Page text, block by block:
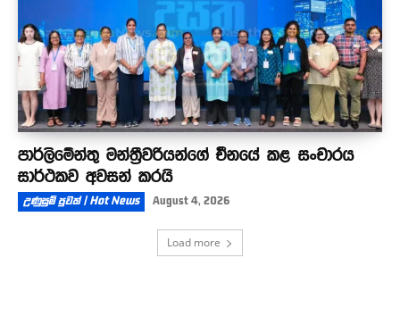
පාර්ලිමේන්තු මන්ත්‍රීවරියන්ගේ චීනයේ කළ සංචාරය
සාර්ථකව අවසන් කරයි
උණුසුම් පුවත් | Hot News August 4, 2026
Load more